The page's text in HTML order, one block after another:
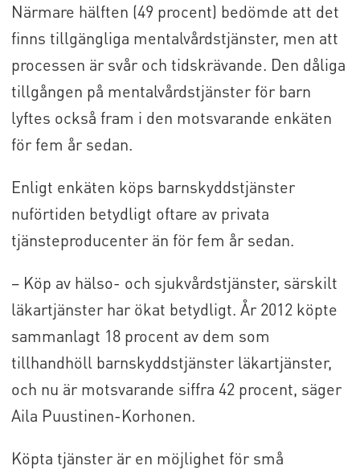
Närmare hälften (49 procent) bedömde att det
finns tillgängliga mentalvårdstjänster, men att
processen är svår och tidskrävande. Den dåliga
tillgången på mentalvårdstjänster för barn
lyftes också fram i den motsvarande enkäten
för fem år sedan.
Enligt enkäten köps barnskyddstjänster
nuförtiden betydligt oftare av privata
tjänsteproducenter än för fem år sedan.
– Köp av hälso- och sjukvårdstjänster, särskilt
läkartjänster har ökat betydligt. År 2012 köpte
sammanlagt 18 procent av dem som
tillhandhöll barnskyddstjänster läkartjänster,
och nu är motsvarande siffra 42 procent, säger
Aila Puustinen-Korhonen.
Köpta tjänster är en möjlighet för små